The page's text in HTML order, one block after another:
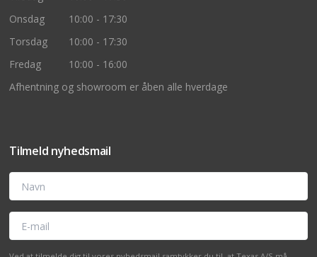
Onsdag
10:00 - 17:30
Torsdag
10:00 - 17:30
Fredag
10:00 - 16:00
Afhentning og showroom er åben alle hverdage
Tilmeld nyhedsmail
Navn
E-mail